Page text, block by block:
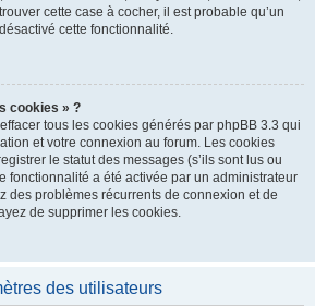
cette case à cocher, il est probable qu’un
cette fonctionnalité.
cookies » ?
tous les cookies générés par phpBB 3.3 qui
et votre connexion au forum. Les cookies
le statut des messages (s’ils sont lus ou
fonctionnalité a été activée par un administrateur
des problèmes récurrents de connexion et de
de supprimer les cookies.
des utilisateurs